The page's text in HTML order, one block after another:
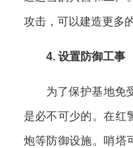
攻击，可以建造更多
4. 设置防御工事
为了保护基地免
是必不可少的。在红
炮等防御设施。哨塔